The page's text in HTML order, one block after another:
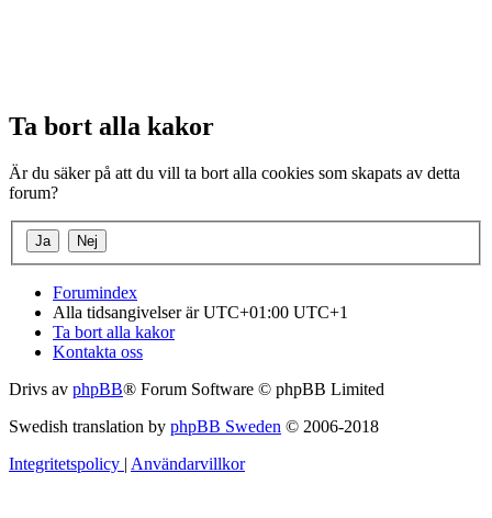
Ta bort alla kakor
Är du säker på att du vill ta bort alla cookies som skapats av detta
forum?
Forumindex
Alla tidsangivelser är UTC+01:00 UTC+1
Ta bort alla kakor
Kontakta oss
Drivs av phpBB® Forum Software © phpBB Limited
Swedish translation by phpBB Sweden © 2006-2018
Integritetspolicy | Användarvillkor